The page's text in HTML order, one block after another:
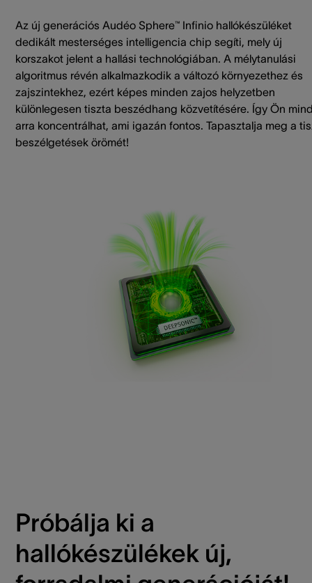
Az új generációs Audéo Sphere™ Infinio hallókészüléket
dedikált mesterséges intelligencia chip segíti, mely új
korszakot jelent a hallási technológiában. A mélytanulási
algoritmus révén alkalmazkodik a változó környezethez és
zajszintekhez, ezért képes minden zajos helyzetben
különlegesen tiszta beszédhang közvetítésére. Így Ön
arra koncentrálhat, ami igazán fontos. Tapasztalja meg a
beszélgetések örömét!
Próbálja ki a
hallókészülékek új,